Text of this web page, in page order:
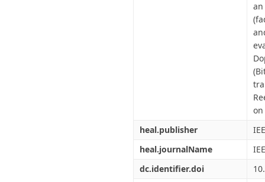
heal.publisher
heal.journalName
dc.identifier.doi